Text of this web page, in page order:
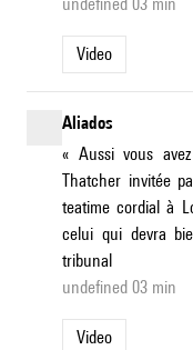
Video
Aliados
« Aussi vous
Thatcher invitée
teatime cordial à
celui qui devra
tribunal
undefined 03 min
Video